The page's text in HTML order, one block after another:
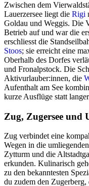
Zwischen dem
Lauerzersee liegt die Rigi
Goldau und Weggis. Die
Betrieb auf und war die
erschliesst die
Stoos; sie erreicht eine
Oberhalb des Dorfes
und Fronalpstock. Die
Aktivurlauber:innen, die
Aufenthalt am See
kurze Ausflüge statt
Zug, Zugersee und
Zug verbindet eine
Wegen in die
Zytturm und die
erkunden. Kulinarisch
zu den bekanntesten
du zudem den